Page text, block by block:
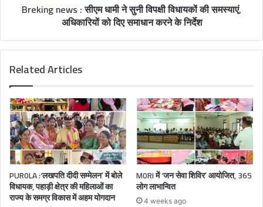
Breking news : सीएम धामी ने सुनी विपक्षी विधायकों की समस्याएं,
अधिकारियों को दिए समाधान करने के निर्देश
Related Articles
PUR0LA :‘लखपति दीदी सम्मेलन’ में बोले
विधायक, पहाड़ी क्षेत्र की महिलाओं का
राज्य के समग्र विकास में अहम योगदान
M0RI में ‘जन सेवा शिविर’ आयोजित, 365
लोग लाभान्वित
4 weeks ago